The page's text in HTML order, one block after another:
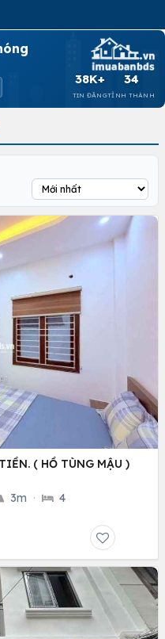
38K+
TIN ĐĂNG
34
TỈNH THÀNH
( HỒ TÙNG MẬU )
3m · 4